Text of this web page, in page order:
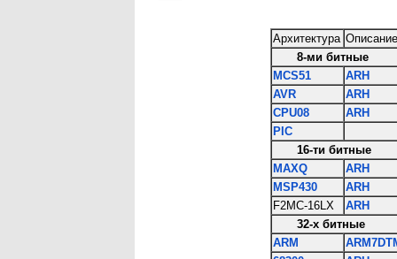
Архитектура
8-ми битные
MCS51
ARH
AVR
ARH
CPU08
ARH
PIC
16-ти битные
MAXQ
ARH
MSP430
ARH
F2MC-16LX
ARH
32-х битные
ARM